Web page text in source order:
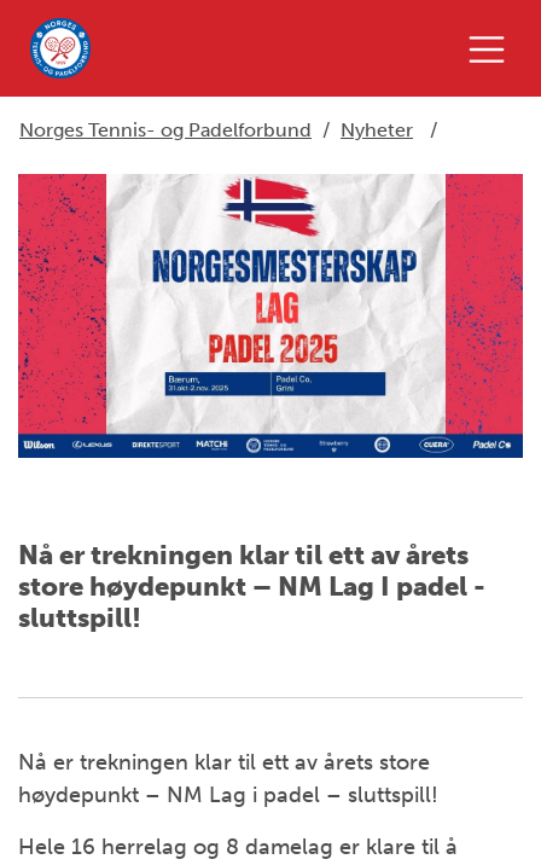
Norges Tennis- og Padelforbund / Nyheter /
Nå er trekningen klar til ett av årets
store høydepunkt – NM Lag I padel -
sluttspill!
Nå er trekningen klar til ett av årets store
høydepunkt – NM Lag i padel – sluttspill!
Hele 16 herrelag og 8 damelag er klare til å